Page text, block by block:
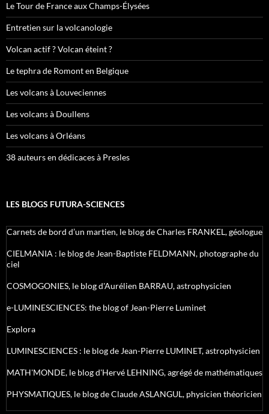
Le Tour de France aux Champs-Élysées
Entretien sur la volcanologie
Volcan actif ? Volcan éteint ?
Le tephra de Romont en Belgique
Les volcans à Louveciennes
Les volcans à Doullens
Les volcans à Orléans
38 auteurs en dédicaces à Presles
LES BLOGS FUTURA-SCIENCES
Carnets de bord d’un martien, le blog de Charles FRANKEL, géologue
CIELMANIA : le blog de Jean-Baptiste FELDMANN, photographe du
ciel
COSMOGONIES, le blog d'Aurélien BARRAU, astrophysicien
e-LUMINESCIENCES: the blog of Jean-Pierre Luminet
Explora
LUMINESCIENCES : le blog de Jean-Pierre LUMINET, astrophysicien
MATH'MONDE, le blog d'Hervé LEHNING, agrégé de mathématiques
PHYSMATIQUES, le blog de Claude ASLANGUL, physicien théoricien